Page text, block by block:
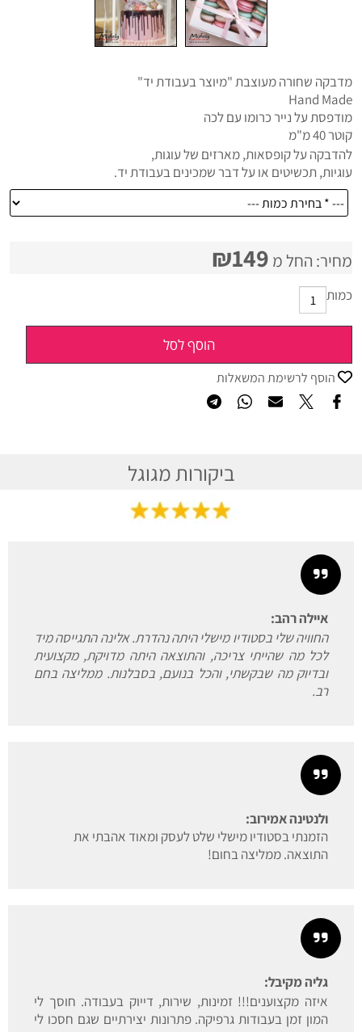
מדבקה שחורה מעוצבת "מיוצר בעבודת יד"
Hand Made
מודפסת על נייר כרומו עם לכה
קוטר 40 מ"מ
להדבקה על קופסאות, מארזים של עוגות,
עוגיות, תכשיטים או על דבר שמכינים בעבודת יד.
מחיר: החל מ ₪149
כמות
הוסף לסל
הוסף לרשימת המשאלות
ביקורות מגוגל
איילה רהב:
החוויה שלי בסטודיו מישלי היתה נהדרת. אלינה התגייסה מיד
לכל מה שהייתי צריכה, והתוצאה היתה מדויקת, מקצועית
ובדיוק מה שבקשתי, והכל בנועם, בסבלנות. ממליצה בחם
רב.
ולנטינה אמירוב:
הזמנתי בסטודיו מישלי שלט לעסק ומאוד אהבתי את
התוצאה. ממליצה בחום!
גליה מקיבל:
איזה מקצוענים!!! זמינות, שירות, דייוק בעבודה. חוסך לי
המון זמן בעבודות גרפיקה. פתרונות יצירתיים שגם חסכו לי